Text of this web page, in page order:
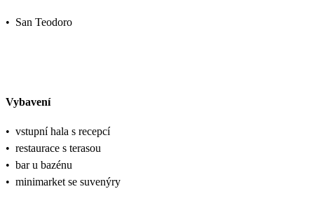
• San Teodoro
Vybavení
• vstupní hala s recepcí
• restaurace s terasou
• bar u bazénu
• minimarket se suvenýry